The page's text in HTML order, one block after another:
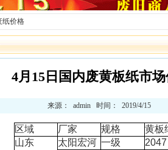
纸价格
4月15日国内废黄板纸市
来源： admin 时间： 2019/4/15
区域 厂家 规格
黄板
山东
太阳宏河 一级
2047